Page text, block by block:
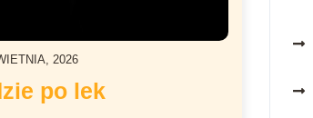
2026
po lek